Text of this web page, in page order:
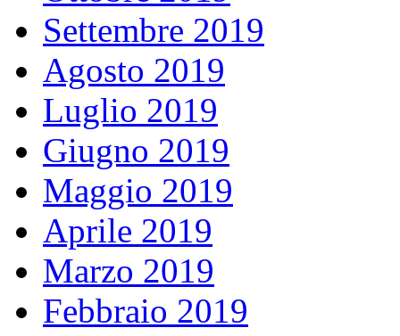
Settembre 2019
Agosto 2019
Luglio 2019
Giugno 2019
Maggio 2019
Aprile 2019
Marzo 2019
Febbraio 2019